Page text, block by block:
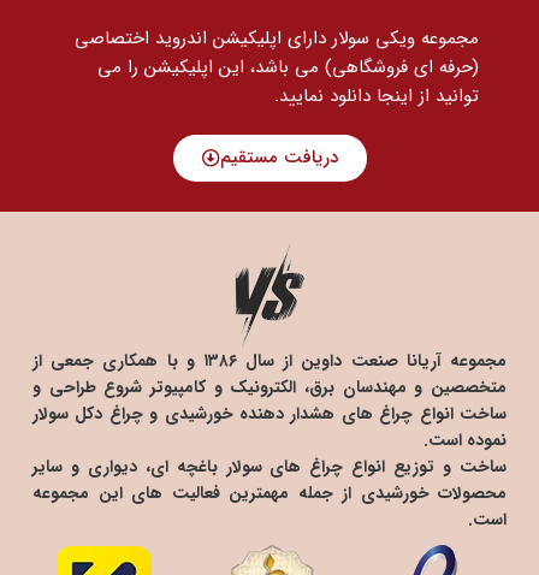
مجموعه ویکی سولار دارای اپلیکیشن اندروید اختصاصی
(حرفه ای فروشگاهی) می باشد، این اپلیکیشن را می
توانید از اینجا دانلود نمایید.
دریافت مستقیم
مجموعه آریانا صنعت داوین از سال ۱۳۸۶ و با همکاری جمعی از
متخصصین و مهندسان برق، الکترونیک و کامپیوتر شروع طراحی و
ساخت انواع چراغ های هشدار دهنده خورشیدی و چراغ دکل سولار
نموده است.
ساخت و توزیع انواع چراغ های سولار باغچه ای، دیواری و سایر
محصولات خورشیدی از جمله مهمترین فعالیت های این مجموعه
است.